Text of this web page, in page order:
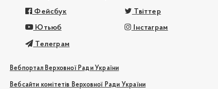
Фейсбук Твіттер
Ютьюб Інстаграм
Телеграм
Вебпортал Верховної Ради України
Вебсайти комітетів Верховної Ради України